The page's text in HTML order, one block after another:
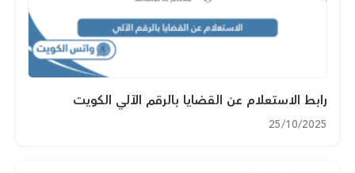
رابط الاستعلام عن القضايا بالرقم الآلي الكويت
25/10/2025